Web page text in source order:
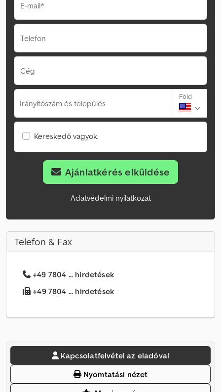
E-mail*
Telefon
Cég
Irányítószám és település
Föld
Kereskedő vagyok.
Ajánlatkérés elküldése
Adatvédelmi nyilatkozat
Telefon & Fax
+49 7804 ... hirdetések
+49 7804 ... hirdetések
Kapcsolatfelvétel az eladóval
Nyomtatási nézet